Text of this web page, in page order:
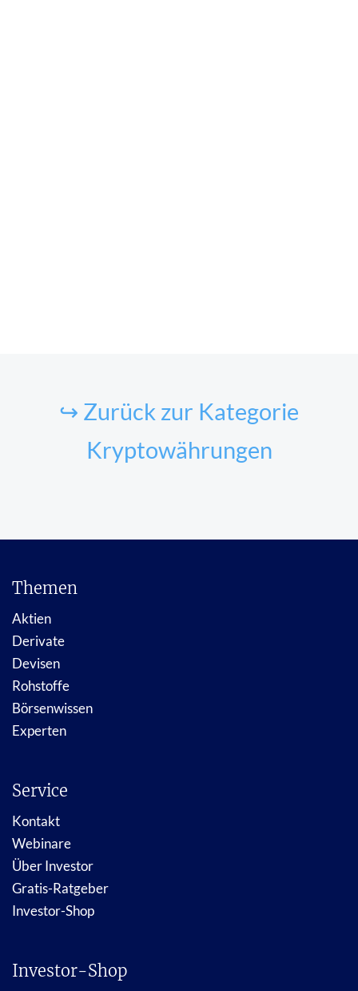
↪ Zurück zur Kategorie
Kryptowährungen
Themen
Aktien
Derivate
Devisen
Rohstoffe
Börsenwissen
Experten
Service
Kontakt
Webinare
Über Investor
Gratis-Ratgeber
Investor-Shop
Investor-Shop